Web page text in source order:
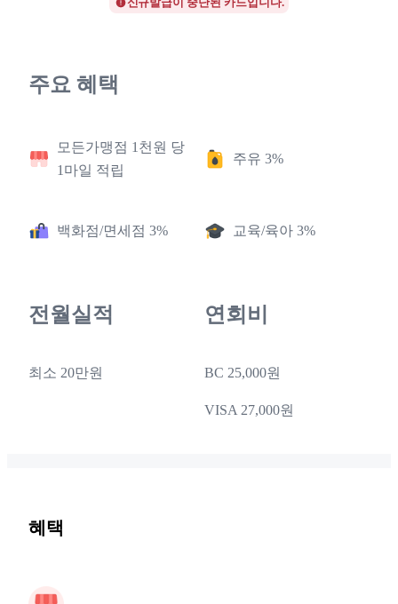
주요 혜택
모든가맹점 1천원 당
1마일 적립
주유 3%
백화점/면세점 3% 교육/육아 3%
전월실적
최소 20만원
연회비
BC 25,000원
VISA 27,000원
혜택